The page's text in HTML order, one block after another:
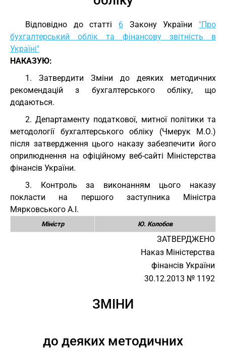
Відповідно до статті 6 Закону України "Про
бухгалтерський облік та фінансову звітність в
Україні"
НАКАЗУЮ:
1. Затвердити Зміни до деяких методичних
рекомендацій з бухгалтерського обліку, що
додаються.
2. Департаменту податкової, митної політики та
методології бухгалтерського обліку (Чмерук М.О.)
після затвердження цього наказу забезпечити його
оприлюднення на офіційному веб-сайті Міністерства
фінансів України.
3. Контроль за виконанням цього наказу
покласти на першого заступника Міністра
Мярковського А.І.
Міністр Ю. Колобов
ЗАТВЕРДЖЕНО
Наказ Міністерства
фінансів України
30.12.2013 № 1192
ЗМІНИ
до деяких методичних